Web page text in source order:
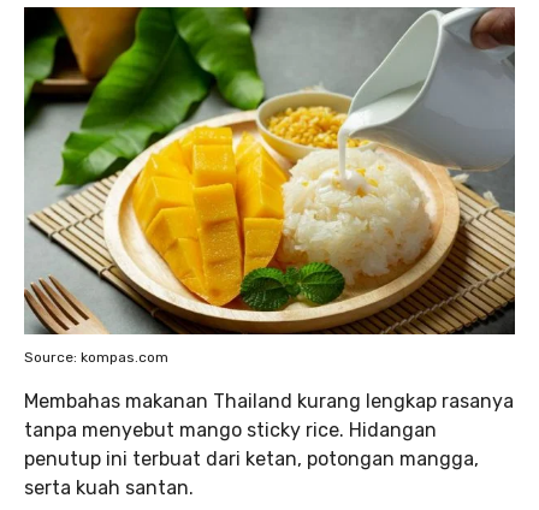
Source: kompas.com
Membahas makanan Thailand kurang lengkap rasanya
tanpa menyebut mango sticky rice. Hidangan
penutup ini terbuat dari ketan, potongan mangga,
serta kuah santan.